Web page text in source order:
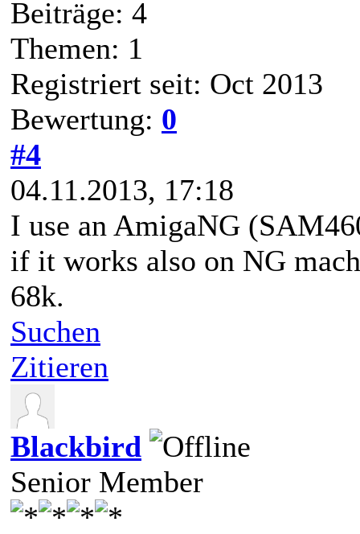
Beiträge: 4
Themen: 1
Registriert seit: Oct 2013
Bewertung: 0
#4
04.11.2013, 17:18
I use an AmigaNG
if it works also on NG
68k.
Suchen
Zitieren
Blackbird
Senior Member